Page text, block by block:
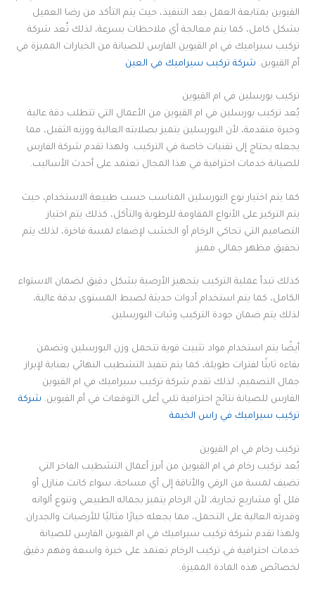
القيوين بمتابعة العمل بعد التنفيذ، حيث يتم التأكد من رضا العميل
بشكل كامل، كما يتم معالجة أي ملاحظات بسرعة، لذلك تُعد شركة
تركيب سيراميك في ام القيوين الفارس للصيانة من الخيارات المميزة في
أم القيوين. شركة تركيب سيراميك في العين
تركيب بورسلين في ام القيوين
يُعد تركيب بورسلين في ام القيوين من الأعمال التي تتطلب دقة عالية
وخبرة متقدمة، لأن البورسلين يتميز بصلابته العالية ووزنه الثقيل، مما
يجعله يحتاج إلى تقنيات خاصة في التركيب. ولهذا تقدم شركة الفارس
للصيانة خدمات احترافية في هذا المجال تعتمد على أحدث الأساليب.
كما يتم اختيار نوع البورسلين المناسب حسب طبيعة الاستخدام، حيث
يتم التركيز على الأنواع المقاومة للرطوبة والتآكل، كذلك يتم اختيار
التصاميم التي تحاكي الرخام أو الخشب لإضفاء لمسة فاخرة، لذلك يتم
تحقيق مظهر جمالي مميز.
كذلك تبدأ عملية التركيب بتجهيز الأرضية بشكل دقيق لضمان الاستواء
الكامل، كما يتم استخدام أدوات حديثة لضبط المستوى بدقة عالية،
لذلك يتم ضمان جودة التركيب وثبات البورسلين.
أيضًا يتم استخدام مواد تثبيت قوية تتحمل وزن البورسلين وتضمن
بقاءه ثابتًا لفترات طويلة، كما يتم تنفيذ التشطيب النهائي بعناية لإبراز
جمال التصميم، لذلك تقدم شركة تركيب سيراميك في ام القيوين
الفارس للصيانة نتائج احترافية تلبي أعلى التوقعات في أم القيوين. شركة
تركيب سيراميك في راس الخيمة
تركيب رخام في ام القيوين
يُعد تركيب رخام في ام القيوين من أبرز أعمال التشطيب الفاخر التي
تضيف لمسة من الرقي والأناقة إلى أي مساحة، سواء كانت منازل أو
فلل أو مشاريع تجارية، لأن الرخام يتميز بجماله الطبيعي وتنوع ألوانه
وقدرته العالية على التحمل، مما يجعله خيارًا مثاليًا للأرضيات والجدران.
ولهذا تقدم شركة تركيب سيراميك في ام القيوين الفارس للصيانة
خدمات احترافية في تركيب الرخام تعتمد على خبرة واسعة وفهم دقيق
لخصائص هذه المادة المميزة.